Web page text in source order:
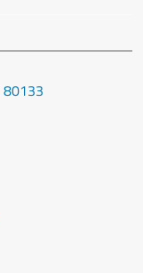
80133